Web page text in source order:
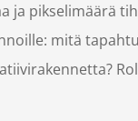
pikselimäärä
mitä